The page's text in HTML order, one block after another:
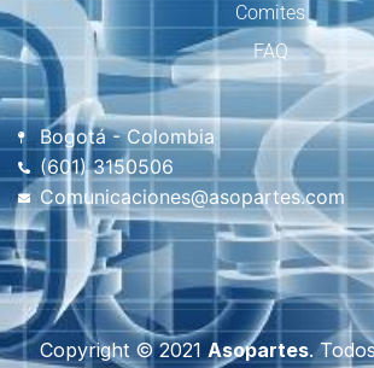
Comites
FAQ
Bogotá - Colombia
(601) 3150506
Comunicaciones@asopartes.com
Copyright © 2021 Asopartes.